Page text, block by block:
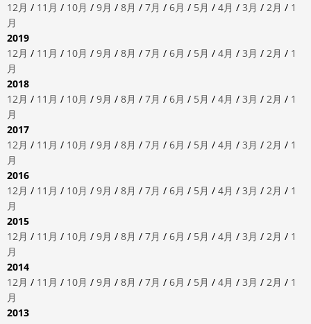
12月 / 11月 / 10月 / 9月 / 8月 / 7月 / 6月 / 5月 / 4月 / 3月 / 2月 / 1
月
2019
12月 / 11月 / 10月 / 9月 / 8月 / 7月 / 6月 / 5月 / 4月 / 3月 / 2月 / 1
月
2018
12月 / 11月 / 10月 / 9月 / 8月 / 7月 / 6月 / 5月 / 4月 / 3月 / 2月 / 1
月
2017
12月 / 11月 / 10月 / 9月 / 8月 / 7月 / 6月 / 5月 / 4月 / 3月 / 2月 / 1
月
2016
12月 / 11月 / 10月 / 9月 / 8月 / 7月 / 6月 / 5月 / 4月 / 3月 / 2月 / 1
月
2015
12月 / 11月 / 10月 / 9月 / 8月 / 7月 / 6月 / 5月 / 4月 / 3月 / 2月 / 1
月
2014
12月 / 11月 / 10月 / 9月 / 8月 / 7月 / 6月 / 5月 / 4月 / 3月 / 2月 / 1
月
2013